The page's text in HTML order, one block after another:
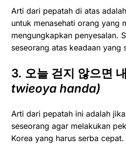
Arti dari pepatah di atas
untuk menasehati orang yang
mengungkapkan penyesalan.
seseorang atas keadaan yang
3. 오늘 걷지 않으면
twieoya handa)
Arti dari pepatah ini adalah
seseorang agar melakukan
Korea yang harus serba cepat.